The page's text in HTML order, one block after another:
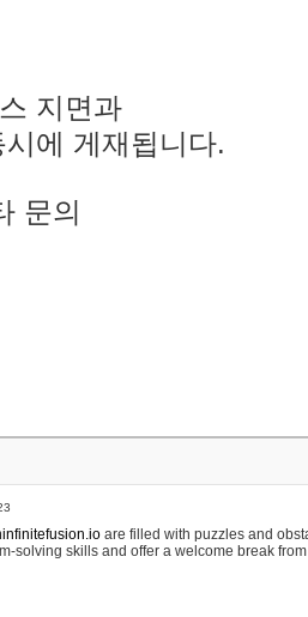
지면과
에 게재됩니다.
문의
are filled with puzzles and
solving skills and offer a welcome break